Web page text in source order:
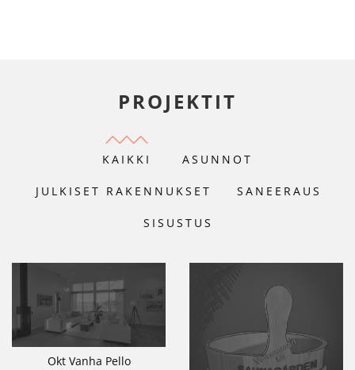
PROJEKTIT
KAIKKI ASUNNOT
JULKISET RAKENNUKSET SANEERAUS
SISUSTUS
Okt Vanha Pello